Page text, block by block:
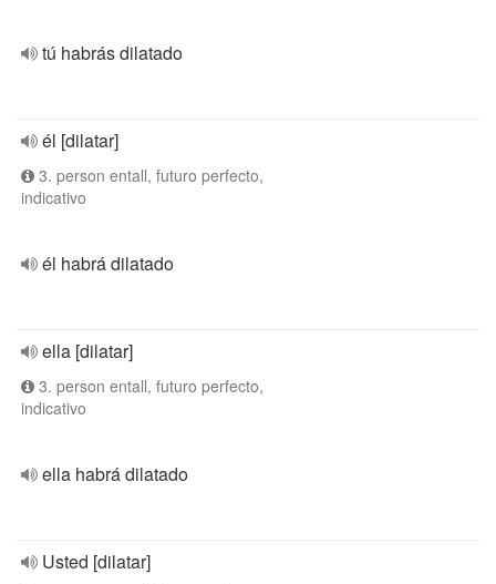
tú habrás dilatado
él [dilatar]
3. person entall, futuro perfecto,
indicativo
él habrá dilatado
ella [dilatar]
3. person entall, futuro perfecto,
indicativo
ella habrá dilatado
Usted [dilatar]